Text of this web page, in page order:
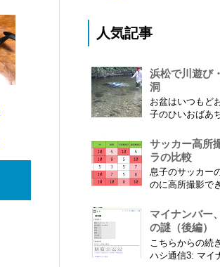
人気記事
浜松で川遊び
洞
お盆はいつもど
子のひいおばあ
ばあちゃんがご
もありがたいことで
歳 ひいおばあち
カモノハシ通信3 神宮寺川で水
び、下の方に動
サッカー高所
ラの比較
息子のサッカー
のに高所撮影で
さからフィール
ので大人用の半
を撮影できれば
の撮影ができま
ショニングを俯
マイナンバー
の謎（後編）
こちらからの続きで
ハシ通信3: マイ